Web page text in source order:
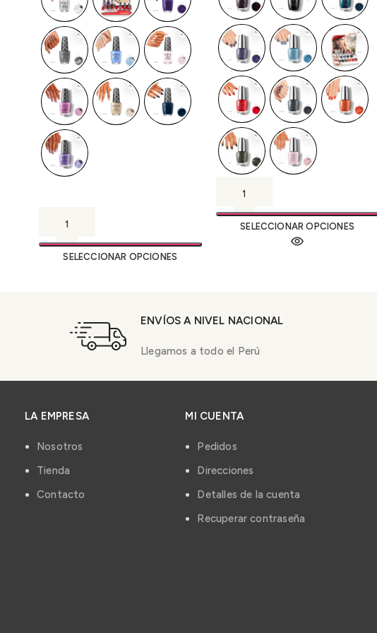
SELECCIONAR OPCIONES
SELECCIONAR OPCIONES
ENVÍOS A NIVEL NACIONAL
Llegamos a todo el Perú
LA EMPRESA
Nosotros
Tienda
Contacto
MI CUENTA
Pedidos
Direcciones
Detalles de la cuenta
Recuperar contraseña